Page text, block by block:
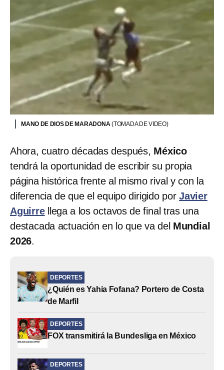
MANO DE DIOS DE MARADONA(TOMADA DE VIDEO)
Ahora, cuatro décadas después, México
tendrá la oportunidad de escribir su propia
página histórica frente al mismo rival y con la
diferencia de que el equipo dirigido por Javier
Aguirrellega a los octavos de final tras una
destacada actuación en lo que va del Mundial
2026.
DEPORTES
¿Quién es Yahia Fofana? Portero de Costa
de Marfil
DEPORTES
FOX transmitirá la Bundesliga en México
DEPORTES